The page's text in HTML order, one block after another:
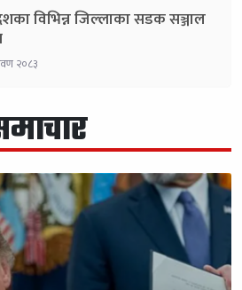
विभिन्न जिल्लाका सडक सञ्जाल
२०८३